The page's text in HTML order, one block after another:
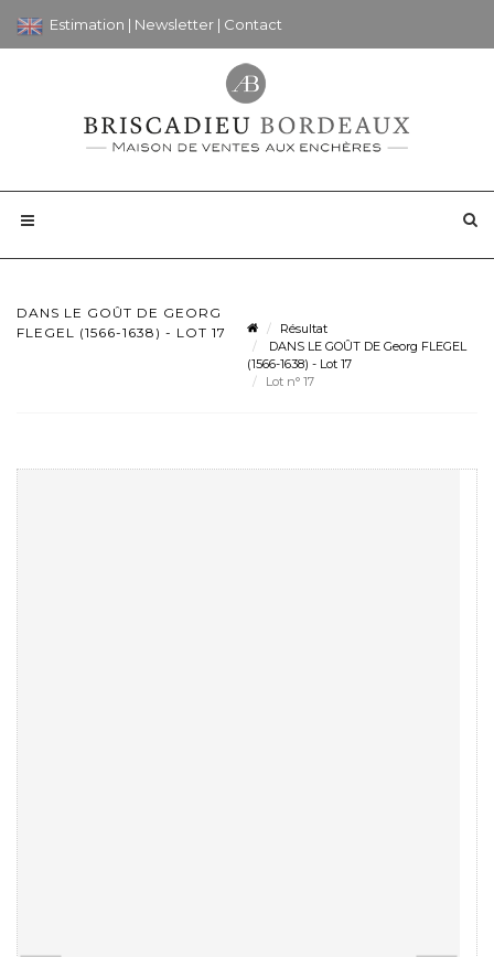
Estimation | Newsletter | Contact
DANS LE GOÛT DE GEORG
FLEGEL (1566-1638) - LOT 17
Résultat
DANS LE GOÛT DE Georg FLEGEL
(1566-1638) - Lot 17
Lot n° 17